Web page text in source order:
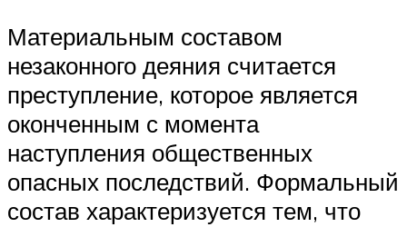
Материальным составом
незаконного деяния считается
преступление, которое является
оконченным с момента
наступления общественных
опасных последствий. Формальный
состав характеризуется тем, что